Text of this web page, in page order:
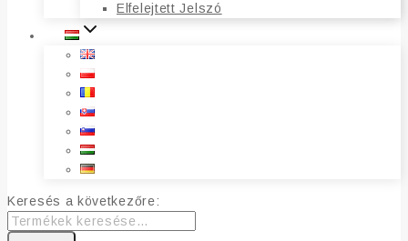
Elfelejtett Jelszó
Keresés a következőre: